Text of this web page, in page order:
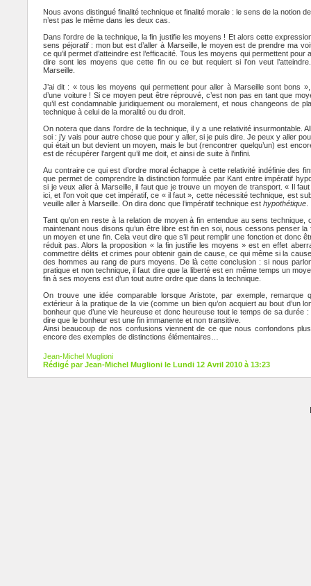
Nous avons distingué finalité technique et finalité morale : le sens de la notion
n’est pas le même dans les deux cas.
Dans l’ordre de la technique, la fin justifie les moyens ! Et alors cette
sens péjoratif : mon but est d’aller à Marseille, le moyen est de prendre ma
ce qu’il permet d’atteindre est l’efficacité. Tous les moyens qui permettent pour
dire sont les moyens que cette fin ou ce but requiert si l’on veut
Marseille.
J’ai dit : « tous les moyens qui permettent pour aller à Marseille sont bons
d’une voiture ! Si ce moyen peut être réprouvé, c’est non pas en tant que
qu’il est condamnable juridiquement ou moralement, et nous changeons de
technique à celui de la moralité ou du droit.
On notera que dans l’ordre de la technique, il y a une relativité insurmontable.
soi : j’y vais pour autre chose que pour y aller, si je puis dire. Je peux y aller
qui était un but devient un moyen, mais le but (rencontrer quelqu’un) est
est de récupérer l’argent qu’il me doit, et ainsi de suite à l’infini.
Au contraire ce qui est d’ordre moral échappe à cette relativité indéfinie des
que permet de comprendre la distinction formulée par Kant entre impératif
si je veux aller à Marseille, il faut que je trouve un moyen de transport. « Il
ici, et l’on voit que cet impératif, ce « il faut », cette nécessité technique, est
veuille aller à Marseille. On dira donc que l’impératif technique est hypothétique
Tant qu’on en reste à la relation de moyen à fin entendue au sens technique,
maintenant nous disons qu’un être libre est fin en soi, nous cessons penser
un moyen et une fin. Cela veut dire que s’il peut remplir une fonction et donc
réduit pas. Alors la proposition « la fin justifie les moyens » est en effet
commettre délits et crimes pour obtenir gain de cause, ce qui même si la
des hommes au rang de purs moyens. De là cette conclusion : si nous
pratique et non technique, il faut dire que la liberté est en même temps un
fin à ses moyens est d’un tout autre ordre que dans la technique.
On trouve une idée comparable lorsque Aristote, par exemple, remarque
extérieur à la pratique de la vie (comme un bien qu’on acquiert au bout d’un
bonheur que d’une vie heureuse et donc heureuse tout le temps de sa durée
dire que le bonheur est une fin immanente et non transitive.
Ainsi beaucoup de nos confusions viennent de ce que nous confondons
encore des exemples de distinctions élémentaires…
Jean-Michel Muglioni
Rédigé par Jean-Michel Muglioni le Lundi 12 Avril 2010 à 13:23